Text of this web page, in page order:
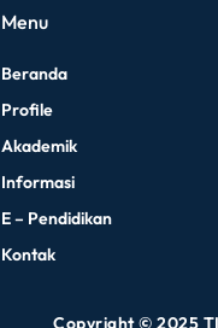
Menu
Beranda
Profile
Akademik
Informasi
E – Pendidikan
Kontak
Copyright © 2025